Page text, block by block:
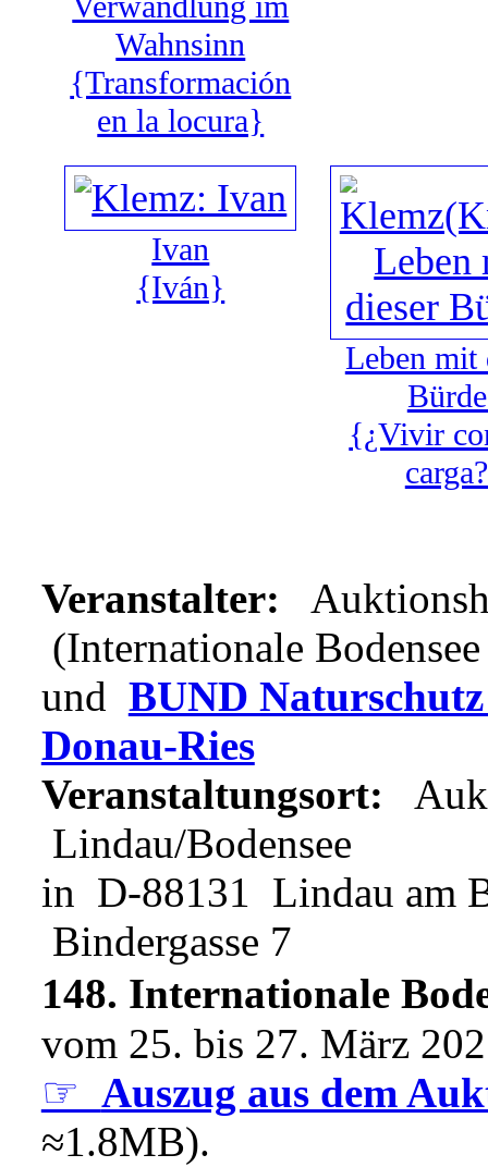
Wahnsinn
{Transformación
en la locura}
Ivan
{Iván}
Leben mit
{¿Vivir
Veranstalter:
(Internationale
und BUND
Donau-Ries
Veranstaltungsort:
Lindau/Bodensee
in D-88131 Lindau am
Bindergasse 7
148. Internationale
vom 25. bis 27. März
☞ Auszug aus dem
≈1.8MB).